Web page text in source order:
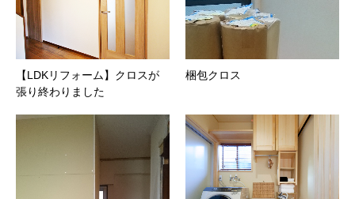
【LDKリフォーム】クロスが
張り終わりました
梱包クロス